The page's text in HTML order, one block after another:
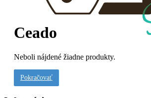
Ceado
Neboli nájdené žiadne produkty.
Pokračovať